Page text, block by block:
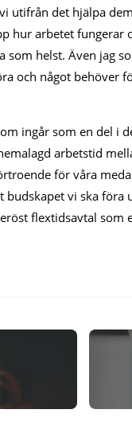
utifrån det hjälpa
hur arbetet fungerar
som helst. Även jag
och något behöver
ingår som en del i
arbetstid
för våra
budskapet vi ska
flextidsavtal